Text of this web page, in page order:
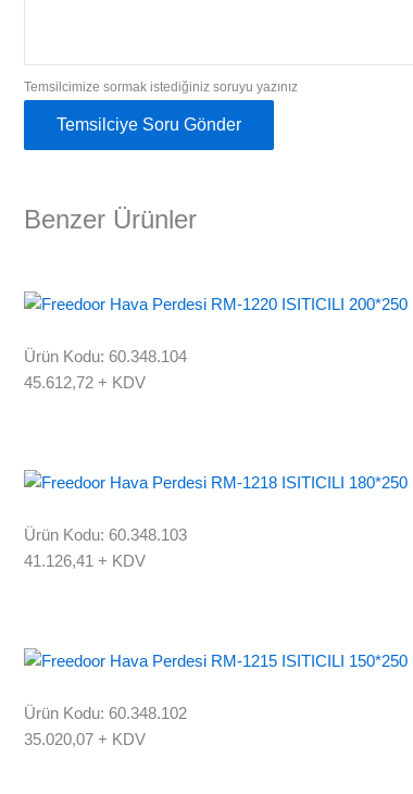
Temsilcimize sormak istediğiniz soruyu yazınız
Temsilciye Soru Gönder
Benzer Ürünler
Ürün Kodu: 60.348.104
45.612,72 + KDV
Ürün Kodu: 60.348.103
41.126,41 + KDV
Ürün Kodu: 60.348.102
35.020,07 + KDV